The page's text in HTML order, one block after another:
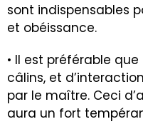
sont indispensables
et obéissance.
• Il est préférable
câlins, et
par le maître. Ceci
aura un fort